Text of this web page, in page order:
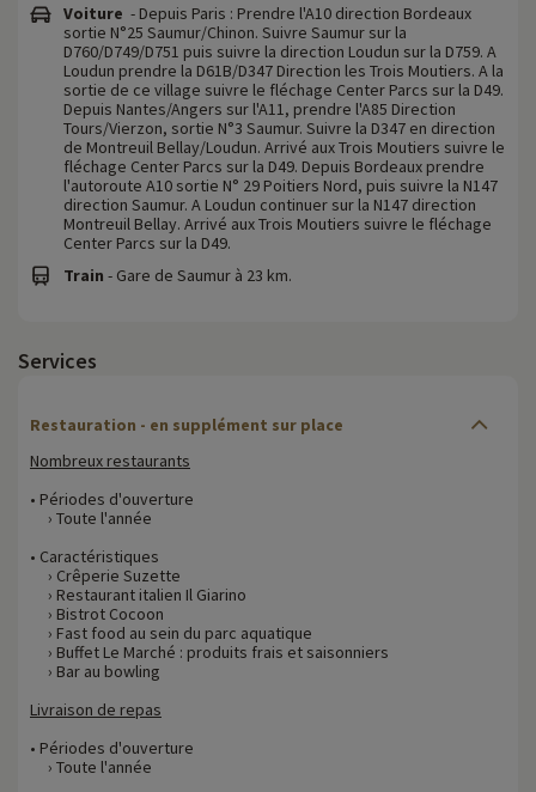
Voiture - Depuis Paris : Prendre l'A10 direction Bordeaux
sortie N°25 Saumur/Chinon. Suivre Saumur sur la
D760/D749/D751 puis suivre la direction Loudun sur la D759. A
Loudun prendre la D61B/D347 Direction les Trois Moutiers. A la
sortie de ce village suivre le fléchage Center Parcs sur la D49.
Depuis Nantes/Angers sur l'A11, prendre l'A85 Direction
Tours/Vierzon, sortie N°3 Saumur. Suivre la D347 en direction
de Montreuil Bellay/Loudun. Arrivé aux Trois Moutiers suivre le
fléchage Center Parcs sur la D49. Depuis Bordeaux prendre
l'autoroute A10 sortie N° 29 Poitiers Nord, puis suivre la N147
direction Saumur. A Loudun continuer sur la N147 direction
Montreuil Bellay. Arrivé aux Trois Moutiers suivre le fléchage
Center Parcs sur la D49.
Train - Gare de Saumur à 23 km.
Services
Restauration - en supplément sur place
Nombreux restaurants
• Périodes d'ouverture
› Toute l'année
• Caractéristiques
› Crêperie Suzette
› Restaurant italien Il Giarino
› Bistrot Cocoon
› Fast food au sein du parc aquatique
› Buffet Le Marché : produits frais et saisonniers
› Bar au bowling
Livraison de repas
• Périodes d'ouverture
› Toute l'année